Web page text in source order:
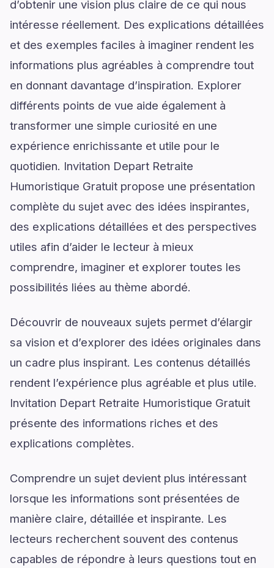
d’obtenir une vision plus claire de ce qui nous
intéresse réellement. Des explications détaillées
et des exemples faciles à imaginer rendent les
informations plus agréables à comprendre tout
en donnant davantage d’inspiration. Explorer
différents points de vue aide également à
transformer une simple curiosité en une
expérience enrichissante et utile pour le
quotidien. Invitation Depart Retraite
Humoristique Gratuit propose une présentation
complète du sujet avec des idées inspirantes,
des explications détaillées et des perspectives
utiles afin d’aider le lecteur à mieux
comprendre, imaginer et explorer toutes les
possibilités liées au thème abordé.
Découvrir de nouveaux sujets permet d’élargir
sa vision et d’explorer des idées originales dans
un cadre plus inspirant. Les contenus détaillés
rendent l’expérience plus agréable et plus utile.
Invitation Depart Retraite Humoristique Gratuit
présente des informations riches et des
explications complètes.
Comprendre un sujet devient plus intéressant
lorsque les informations sont présentées de
manière claire, détaillée et inspirante. Les
lecteurs recherchent souvent des contenus
capables de répondre à leurs questions tout en